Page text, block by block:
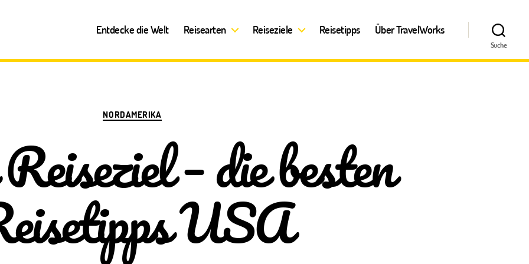
Entdecke die Welt Reisearten Reiseziele Reisetipps Über TravelWorks
Suche
Kategorien
NORDAMERIKA
– die besten
USA